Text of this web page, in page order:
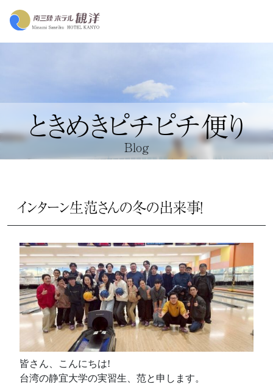
ときめきピチピチ便り
Blog
インターン生范さんの冬の出来事！
皆さん、こんにちは!
台湾の静宜大学の実習生、范と申します。